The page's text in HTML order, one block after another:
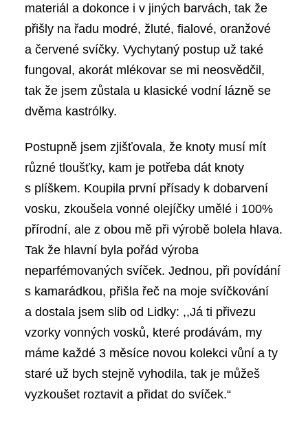
materiál a dokonce i v jiných barvách, tak že
přišly na řadu modré, žluté, fialové, oranžové
a červené svíčky. Vychytaný postup už také
fungoval, akorát mlékovar se mi neosvědčil,
tak že jsem zůstala u klasické vodní lázně se
dvěma kastrólky.
Postupně jsem zjišťovala, že knoty musí mít
různé tloušťky, kam je potřeba dát knoty
s plíškem. Koupila první přísady k dobarvení
vosku, zkoušela vonné olejíčky umělé i 100%
přírodní, ale z obou mě při výrobě bolela hlava.
Tak že hlavní byla pořád výroba
neparfémovaných svíček. Jednou, při povídání
s kamarádkou, přišla řeč na moje svíčkování
a dostala jsem slib od Lidky: ,,Já ti přivezu
vzorky vonných vosků, které prodávám, my
máme každé 3 měsíce novou kolekci vůní a ty
staré už bych stejně vyhodila, tak je můžeš
vyzkoušet roztavit a přidat do svíček.“